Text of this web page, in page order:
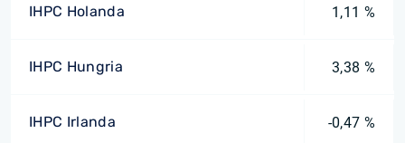
IHPC Holanda 1,11 %
IHPC Hungria 3,38 %
IHPC Irlanda -0,47 %